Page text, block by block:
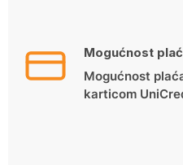
Mogućnost
Mogućnost
karticom